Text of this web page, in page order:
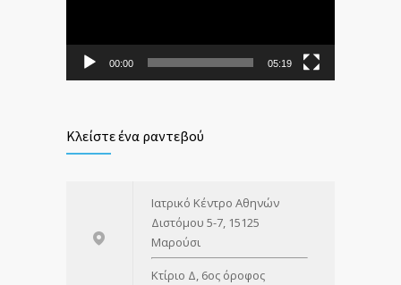
00:00 05:19
Κλείστε ένα ραντεβού
Ιατρικό Κέντρο Αθηνών
Διστόμου 5-7, 15125
Μαρούσι
Κτίριο Δ, 6ος όροφος